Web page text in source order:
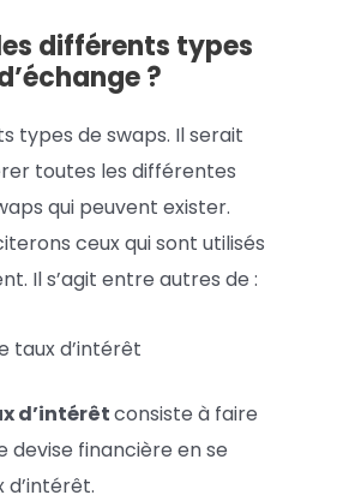
différents types
?
types de swaps. Il serait
toutes les différentes
qui peuvent exister.
ceux qui sont utilisés
Il s’agit entre autres de :
taux d’intérêt
d’intérêtconsiste à faire
devise financière en se
d’intérêt.